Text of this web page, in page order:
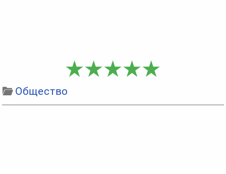
Общество